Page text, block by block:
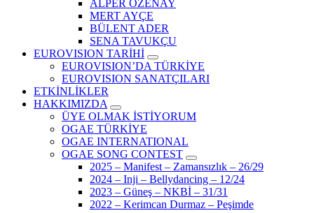
ALPER ÖZENAY
MERT AYÇE
BÜLENT ADER
SENA TAVUKÇU
EUROVISION TARİHİ
EUROVISION’DA TÜRKİYE
EUROVISION SANATÇILARI
ETKİNLİKLER
HAKKIMIZDA
ÜYE OLMAK İSTİYORUM
OGAE TÜRKİYE
OGAE INTERNATIONAL
OGAE SONG CONTEST
2025 – Manifest – Zamansızlık – 26/29
2024 – Inji – Bellydancing – 12/24
2023 – Güneş – NKBİ – 31/31
2022 – Kerimcan Durmaz – Peşimde